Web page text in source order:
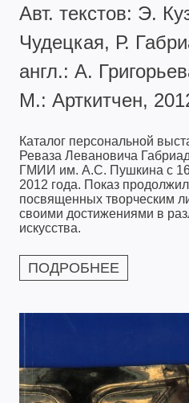
Авт. текстов: Э.
Чудецкая, Р.
англ.: А.
М.: Арткитчен,
Каталог персональной
Реваза Левановича
ГМИИ им. А.С. Пушкина с 16
2012 года. Показ
посвященных творческим
своими достижениями в
искусства.
ПОДРОБНЕЕ